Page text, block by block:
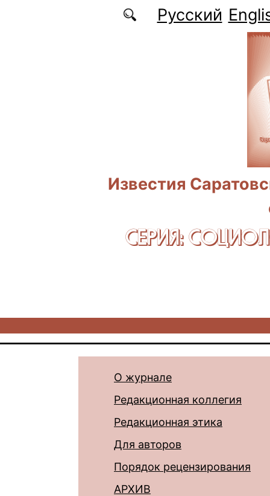
Перейти к основному содержаниюРусский
Известия
СЕРИЯ:
О журнале
Редакционная коллегия
Редакционная этика
Для авторов
Порядок рецензирования
АРХИВ